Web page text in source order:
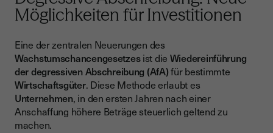
Möglichkeiten für Investitionen
Eine der zentralen Neuerungen des
Wachstumschancengesetzesist die Wiedereinführung
der degressiven Abschreibung (AfA)für bestimmte
Wirtschaftsgüter. Diese Methode erlaubt es
Unternehmen, in den ersten Jahren nach einer
Anschaffung höhere Beträge steuerlich geltend zu
machen.